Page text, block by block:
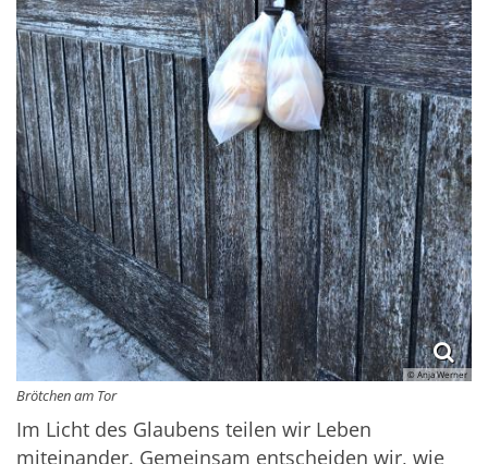
© Anja Werner
Brötchen am Tor
Im Licht des Glaubens teilen wir Leben
miteinander. Gemeinsam entscheiden wir, wie